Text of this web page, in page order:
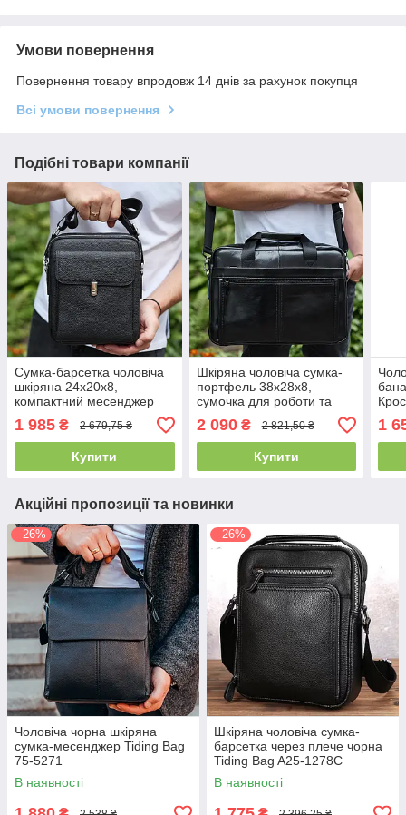
Умови повернення
Повернення товару впродовж 14 днів за рахунок покупця
Всі умови повернення
Подібні товари компанії
Сумка-барсетка чоловіча
шкіряна 24х20х8,
компактний месенджер
для щоденного
використання, чорна
1 985 ₴ 2 679,75 ₴
Купити
Шкіряна чоловіча сумка-
портфель 38х28х8,
сумочка для роботи та
щоденних справ,
чоловічий шопер, чорна
2 090₴ 2 821,50 ₴
Купити
1
Акційні пропозиції та новинки
–26%
Чоловіча чорна шкіряна
сумка-месенджер Tiding Bag
75-5271
В наявності
–26%
Шкіряна чоловіча сумка-
барсетка через плече чорна
Tiding Bag A25-1278C
В наявності